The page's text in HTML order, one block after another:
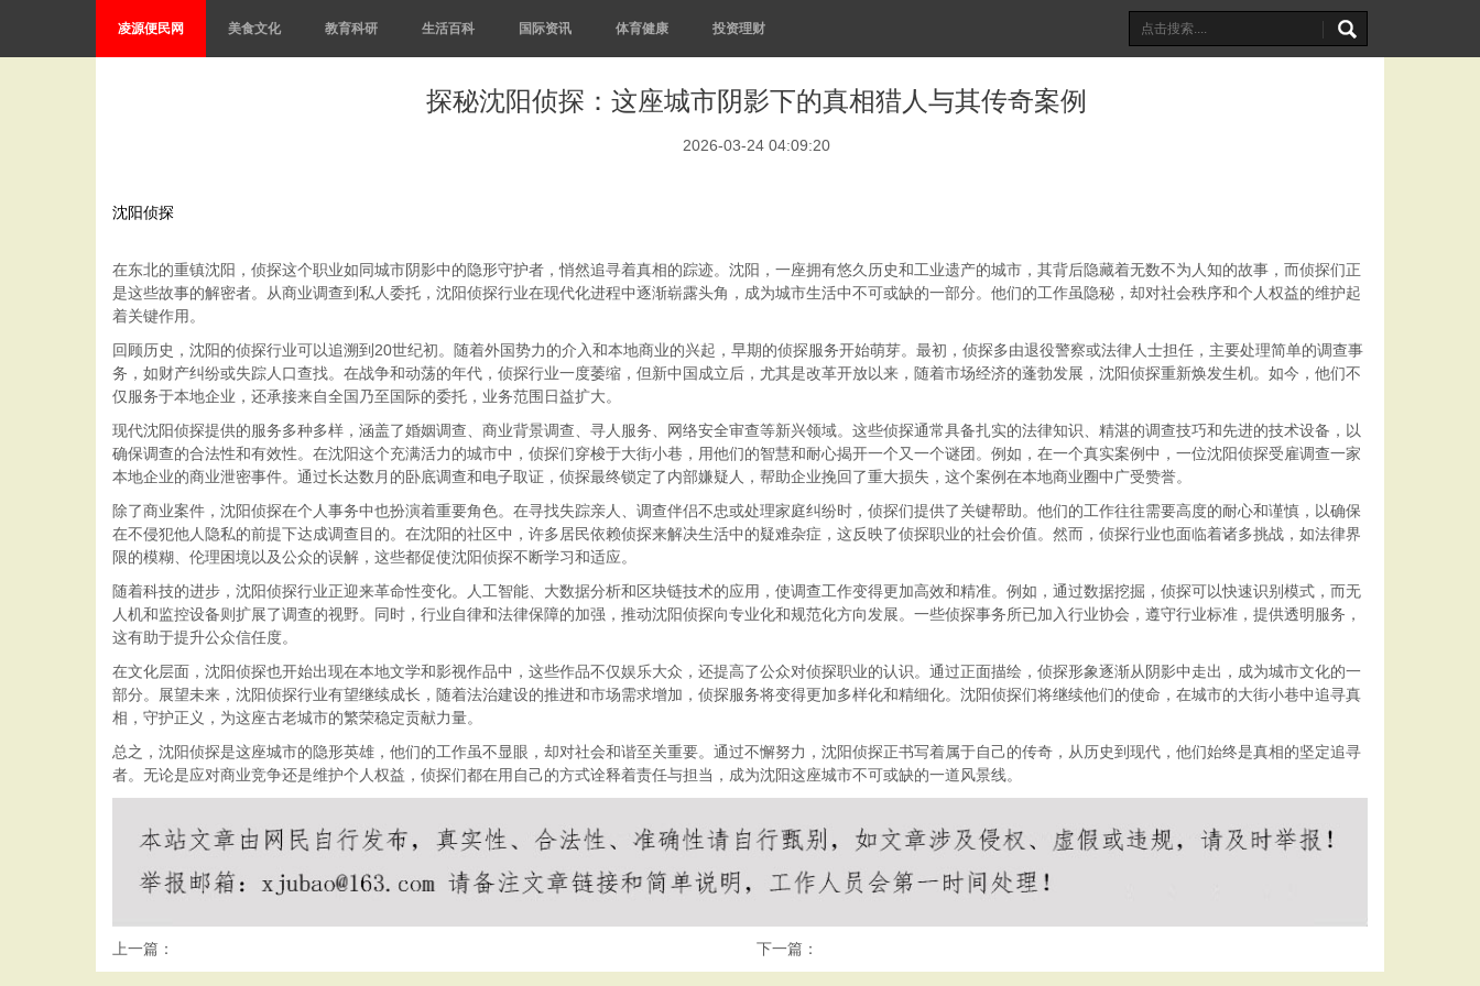
凌源便民网 美食文化 教育科研 生活百科 国际资讯 体育健康 投资理财
探秘沈阳侦探：这座城市阴影下的真相猎人与其传奇案例
2026-03-24 04:09:20
沈阳侦探
在东北的重镇沈阳，侦探这个职业如同城市阴影中的隐形守护者，悄然追寻着真相的踪迹。沈阳，一座拥有悠久历史和工业遗产的城市，其背后隐藏着无数不为人知的故事，而侦探们正
是这些故事的解密者。从商业调查到私人委托，沈阳侦探行业在现代化进程中逐渐崭露头角，成为城市生活中不可或缺的一部分。他们的工作虽隐秘，却对社会秩序和个人权益的维护起
着关键作用。
回顾历史，沈阳的侦探行业可以追溯到20世纪初。随着外国势力的介入和本地商业的兴起，早期的侦探服务开始萌芽。最初，侦探多由退役警察或法律人士担任，主要处理简单的调查事
务，如财产纠纷或失踪人口查找。在战争和动荡的年代，侦探行业一度萎缩，但新中国成立后，尤其是改革开放以来，随着市场经济的蓬勃发展，沈阳侦探重新焕发生机。如今，他们不
仅服务于本地企业，还承接来自全国乃至国际的委托，业务范围日益扩大。
现代沈阳侦探提供的服务多种多样，涵盖了婚姻调查、商业背景调查、寻人服务、网络安全审查等新兴领域。这些侦探通常具备扎实的法律知识、精湛的调查技巧和先进的技术设备，以
确保调查的合法性和有效性。在沈阳这个充满活力的城市中，侦探们穿梭于大街小巷，用他们的智慧和耐心揭开一个又一个谜团。例如，在一个真实案例中，一位沈阳侦探受雇调查一家
本地企业的商业泄密事件。通过长达数月的卧底调查和电子取证，侦探最终锁定了内部嫌疑人，帮助企业挽回了重大损失，这个案例在本地商业圈中广受赞誉。
除了商业案件，沈阳侦探在个人事务中也扮演着重要角色。在寻找失踪亲人、调查伴侣不忠或处理家庭纠纷时，侦探们提供了关键帮助。他们的工作往往需要高度的耐心和谨慎，以确保
在不侵犯他人隐私的前提下达成调查目的。在沈阳的社区中，许多居民依赖侦探来解决生活中的疑难杂症，这反映了侦探职业的社会价值。然而，侦探行业也面临着诸多挑战，如法律界
限的模糊、伦理困境以及公众的误解，这些都促使沈阳侦探不断学习和适应。
随着科技的进步，沈阳侦探行业正迎来革命性变化。人工智能、大数据分析和区块链技术的应用，使调查工作变得更加高效和精准。例如，通过数据挖掘，侦探可以快速识别模式，而无
人机和监控设备则扩展了调查的视野。同时，行业自律和法律保障的加强，推动沈阳侦探向专业化和规范化方向发展。一些侦探事务所已加入行业协会，遵守行业标准，提供透明服务，
这有助于提升公众信任度。
在文化层面，沈阳侦探也开始出现在本地文学和影视作品中，这些作品不仅娱乐大众，还提高了公众对侦探职业的认识。通过正面描绘，侦探形象逐渐从阴影中走出，成为城市文化的一
部分。展望未来，沈阳侦探行业有望继续成长，随着法治建设的推进和市场需求增加，侦探服务将变得更加多样化和精细化。沈阳侦探们将继续他们的使命，在城市的大街小巷中追寻真
相，守护正义，为这座古老城市的繁荣稳定贡献力量。
总之，沈阳侦探是这座城市的隐形英雄，他们的工作虽不显眼，却对社会和谐至关重要。通过不懈努力，沈阳侦探正书写着属于自己的传奇，从历史到现代，他们始终是真相的坚定追寻
者。无论是应对商业竞争还是维护个人权益，侦探们都在用自己的方式诠释着责任与担当，成为沈阳这座城市不可或缺的一道风景线。
上一篇： 下一篇：